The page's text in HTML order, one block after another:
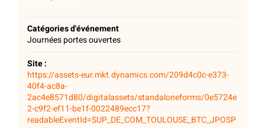
Catégories d'événement
Journées portes ouvertes
Site :
https://assets-eur.mkt.dynamics.com/209d4c0c-e373-
40f4-ac8a-
2ac4e8571d80/digitalassets/standaloneforms/0e5724e
2-c9f2-ef11-be1f-0022489ecc17?
readableEventId=SUP_DE_COM_TOULOUSE_BTC_JPOSP